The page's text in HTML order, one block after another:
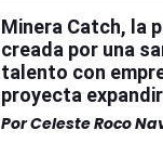
Minera Catch, la
creada por una
talento con
proyecta
PorCeleste Roco